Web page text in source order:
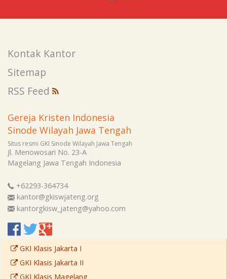
Kontak Kantor
Sitemap
RSS Feed
Gereja Kristen Indonesia
Sinode Wilayah Jawa Tengah
Situs resmi GKI Sinode Wilayah Jawa Tengah
Jl. Menowosari No. 23-A
Magelang Jawa Tengah Indonesia
+62293-364734
kantor@gkiswjateng.org
kantorgkisw_jateng@yahoo.com
GKI Klasis Jakarta I
GKI Klasis Jakarta II
GKI Klasis Magelang